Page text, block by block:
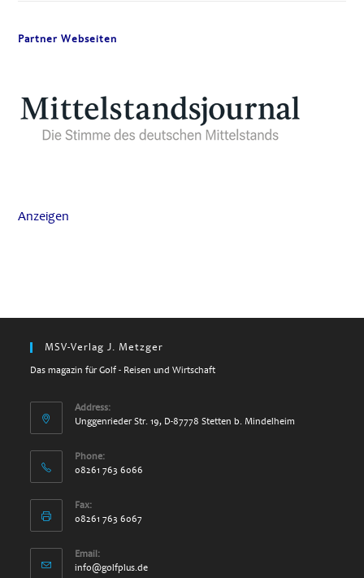
Partner Webseiten
Anzeigen
MSV-Verlag J. Metzger
Das magazin für Golf - Reisen und Wirtschaft
Address:
Unggenrieder Str. 19, D-87778 Stetten b. Mindelheim
Phone:
08261 763 6066
Fax:
08261 763 6067
Email:
info@golfplus.de